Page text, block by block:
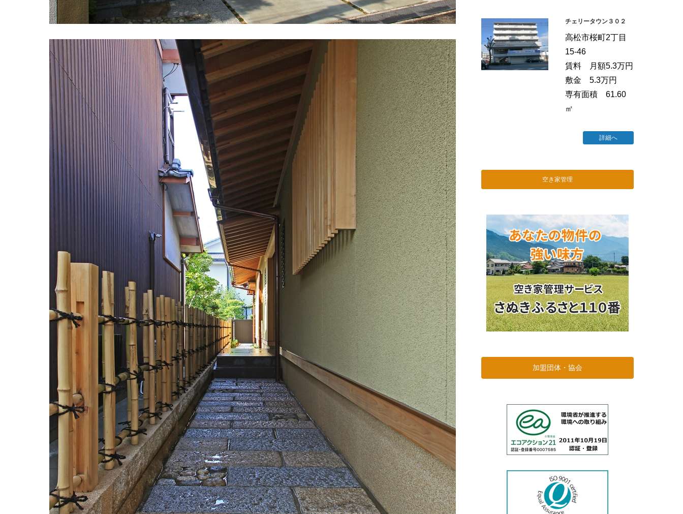
チェリータウン３０２
高松市桜町2丁目
15-46
賃料 月額5.3万円
敷金 5.3万円
専有面積 61.60
㎡
詳細へ
空き家管理
加盟団体・協会